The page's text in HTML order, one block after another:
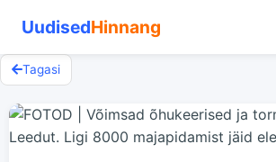
UudisedHinnang
Tagasi